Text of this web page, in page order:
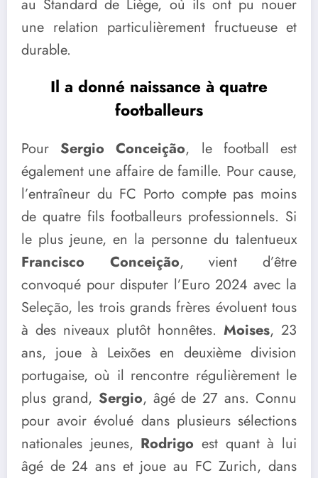
au Standard de Liège, où ils ont pu nouer
une relation particulièrement fructueuse et
durable.
Il a donné naissance à quatre
footballeurs
Pour Sergio Conceição, le football est
également une affaire de famille. Pour cause,
l’entraîneur du FC Porto compte pas moins
de quatre fils footballeurs professionnels. Si
le plus jeune, en la personne du talentueux
Francisco Conceição, vient d’être
convoqué pour disputer l’Euro 2024 avec la
Seleção, les trois grands frères évoluent tous
à des niveaux plutôt honnêtes. Moises, 23
ans, joue à Leixões en deuxième division
portugaise, où il rencontre régulièrement le
plus grand, Sergio, âgé de 27 ans. Connu
pour avoir évolué dans plusieurs sélections
nationales jeunes, Rodrigo est quant à lui
âgé de 24 ans et joue au FC Zurich, dans